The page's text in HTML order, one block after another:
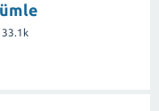
33.1k